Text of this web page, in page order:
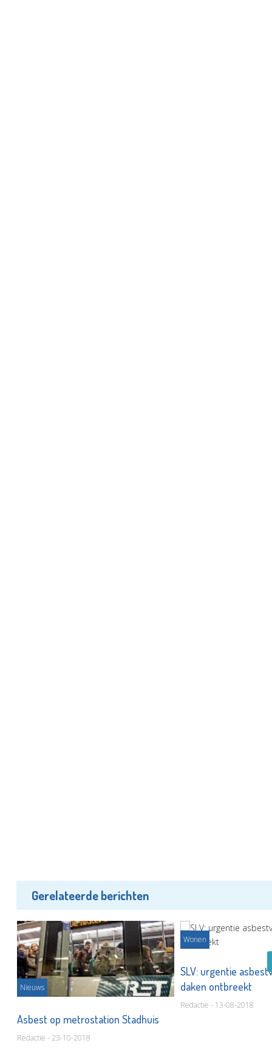
Gerelateerde berichten
Nieuws
Asbest op metrostation Stadhuis
Redactie - 23-10-2018
Wonen
SLV: urgentie
daken ontbreekt
Redactie - 13-08-2018